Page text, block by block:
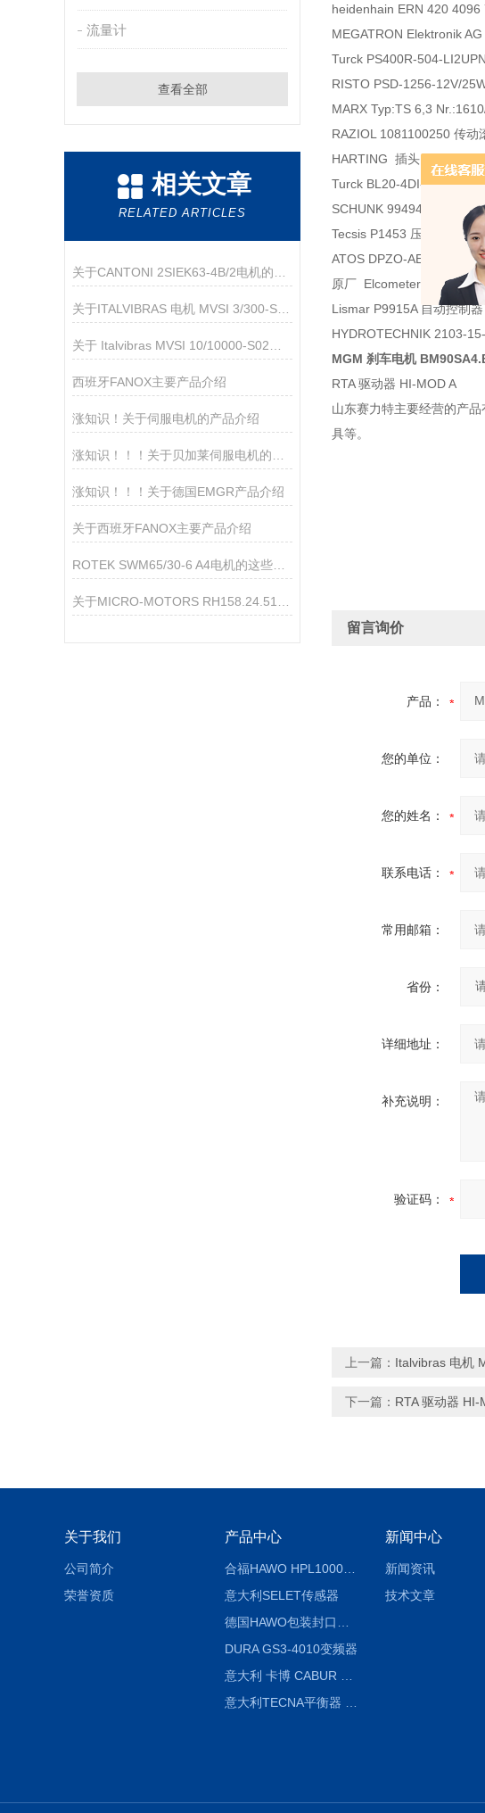
流量计
查看全部
相关文章
RELATED ARTICLES
关于ITALVIBRAS 电机 MVSI 3/300-S02的产品介绍
西班牙FANOX主要产品介绍
涨知识！关于伺服电机的产品介绍
涨知识！！！关于德国EMGR产品介绍
关于西班牙FANOX主要产品介绍
ROTEK SWM65/30-6 A4电机的这些类型您都了解了吗？
heidenhain ERN 420
MEGATRON Elektronik
Turck PS400R-504-
RISTO PSD-1256-12V/
MARX Typ:TS 6,3
RAZIOL 1081100250 传动
HARTING 插头
Turck BL20-4DI-24VDC-P
SCHUNK 9949491 金属磨
Tecsis P1453 压力表
ATOS DPZO-AE-273-S5/
原厂 Elcometer
Lismar P9915A 自动控制器
HYDROTECHNIK 2103-
MGM 刹车电机
RTA 驱动器 HI-MOD A
山东赛力特主要经营的产
具等。
留言询价
产品：
您的单位：
您的姓名：
联系电话：
常用邮箱：
省份：
详细地址：
补充说明：
验证码：
上一篇： Italvibras 电机
下一篇： RTA 驱动器 HI-
关于我们
公司简介
荣誉资质
产品中心
合福HAWO HPL1000AS封口机
意大利SELET传感器
DURA GS3-4010变频器
新闻中心
新闻资讯
技术文章